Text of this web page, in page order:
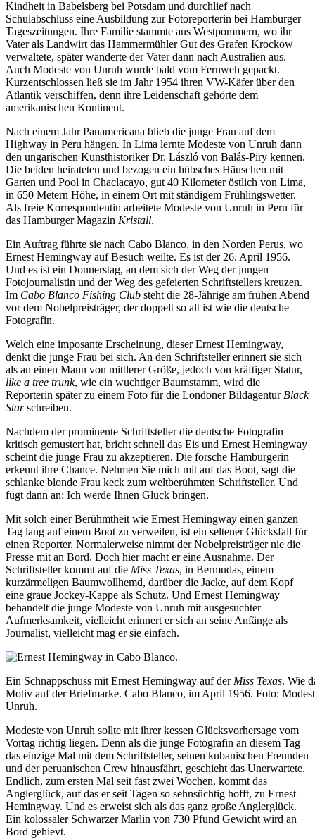
Kindheit in Babelsberg bei Potsdam und durchlief nach
Schulabschluss eine Ausbildung zur Fotoreporterin bei Hamburger
Tageszeitungen. Ihre Familie stammte aus Westpommern, wo ihr
Vater als Landwirt das Hammermühler Gut des Grafen Krockow
verwaltete, später wanderte der Vater dann nach Australien aus.
Auch Modeste von Unruh wurde bald vom Fernweh gepackt.
Kurzentschlossen ließ sie im Jahr 1954 ihren VW-Käfer über den
Atlantik verschiffen, denn ihre Leidenschaft gehörte dem
amerikanischen Kontinent.
Nach einem Jahr Panamericana blieb die junge Frau auf dem
Highway in Peru hängen. In Lima lernte Modeste von Unruh dann
den ungarischen Kunsthistoriker Dr. László von Balás-Piry kennen.
Die beiden heirateten und bezogen ein hübsches Häuschen mit
Garten und Pool in Chaclacayo, gut 40 Kilometer östlich von Lima,
in 650 Metern Höhe, in einem Ort mit ständigem Frühlingswetter.
Als freie Korrespondentin arbeitete Modeste von Unruh in Peru für
das Hamburger Magazin Kristall.
Ein Auftrag führte sie nach Cabo Blanco, in den Norden Perus, wo
Ernest Hemingway auf Besuch weilte. Es ist der 26. April 1956.
Und es ist ein Donnerstag, an dem sich der Weg der jungen
Fotojournalistin und der Weg des gefeierten Schriftstellers kreuzen.
Im Cabo Blanco Fishing Club steht die 28-Jährige am frühen Abend
vor dem Nobelpreisträger, der doppelt so alt ist wie die deutsche
Fotografin.
Welch eine imposante Erscheinung, dieser Ernest Hemingway,
denkt die junge Frau bei sich. An den Schriftsteller erinnert sie sich
als an einen Mann von mittlerer Größe, jedoch von kräftiger Statur,
like a tree trunk, wie ein wuchtiger Baumstamm, wird die
Reporterin später zu einem Foto für die Londoner Bildagentur Black
Starschreiben.
Nachdem der prominente Schriftsteller die deutsche Fotografin
kritisch gemustert hat, bricht schnell das Eis und Ernest Hemingway
scheint die junge Frau zu akzeptieren. Die forsche Hamburgerin
erkennt ihre Chance. Nehmen Sie mich mit auf das Boot, sagt die
schlanke blonde Frau keck zum weltberühmten Schriftsteller. Und
fügt dann an: Ich werde Ihnen Glück bringen.
Mit solch einer Berühmtheit wie Ernest Hemingway einen ganzen
Tag lang auf einem Boot zu verweilen, ist ein seltener Glücksfall für
einen Reporter. Normalerweise nimmt der Nobelpreisträger nie die
Presse mit an Bord. Doch hier macht er eine Ausnahme. Der
Schriftsteller kommt auf die Miss Texas, in Bermudas, einem
kurzärmeligen Baumwollhemd, darüber die Jacke, auf dem Kopf
eine graue Jockey-Kappe als Schutz. Und Ernest Hemingway
behandelt die junge Modeste von Unruh mit ausgesuchter
Aufmerksamkeit, vielleicht erinnert er sich an seine Anfänge als
Journalist, vielleicht mag er sie einfach.
Ein Schnappschuss mit Ernest Hemingway auf der Miss Texas. Wie
Motiv auf der Briefmarke. Cabo Blanco, im April 1956. Foto:
Unruh.
Modeste von Unruh sollte mit ihrer kessen Glücksvorhersage vom
Vortag richtig liegen. Denn als die junge Fotografin an diesem Tag
das einzige Mal mit dem Schriftsteller, seinen kubanischen Freunden
und der peruanischen Crew hinausfährt, geschieht das Unerwartete.
Endlich, zum ersten Mal seit fast zwei Wochen, kommt das
Anglerglück, auf das er seit Tagen so sehnsüchtig hofft, zu Ernest
Hemingway. Und es erweist sich als das ganz große Anglerglück.
Ein kolossaler Schwarzer Marlin von 730 Pfund Gewicht wird an
Bord gehievt.